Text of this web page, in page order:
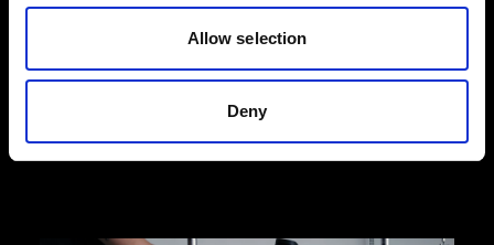
Allow selection
Deny
Scegli l'efficienza e la facilità di Profoto
StyleShoots Horizontal o opta per la piena